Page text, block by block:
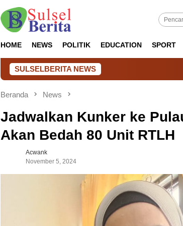
HOME NEWS POLITIK EDUCATION SPORT
SULSELBERITA NEWS Musyawarah Desa
Beranda News
Jadwalkan Kunker ke
Akan Bedah 80 Unit RTLH
Acwank
November 5, 2024